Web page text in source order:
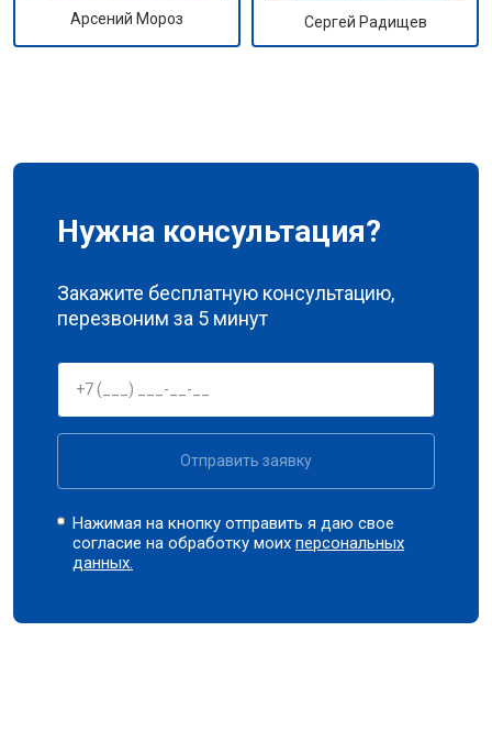
Арсений Мороз Сергей Радищев
Нужна консультация?
Закажите бесплатную консультацию,
перезвоним за 5 минут
Отправить заявку
Нажимая на кнопку отправить я даю свое
согласие на обработку моихперсональных
данных.